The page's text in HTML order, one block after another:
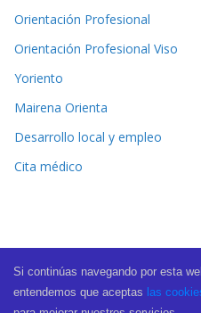
Orientación Profesional
Orientación Profesional Viso
Yoriento
Mairena Orienta
Desarrollo local y empleo
Cita médico
Copyright © 2026 El Periódico
Theme:
ColorMag Pro by
Si continúas navegando por esta
entendemos que aceptas las